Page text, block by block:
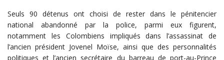
Seuls 90 détenus ont choisi de rester dans le pénitencier
national abandonné par la police, parmi eux figurent,
notamment les Colombiens impliqués dans l’assassinat de
l’ancien président Jovenel Moïse, ainsi que des personnalités
politiques et l’ancien secrétaire du barreau de port-au-Prince